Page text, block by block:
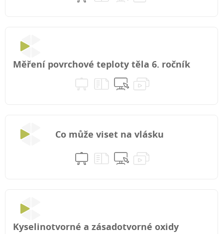
Měření povrchové teploty těla 6. ročník
Co může viset na vlásku
Kyselinotvorné a zásadotvorné oxidy